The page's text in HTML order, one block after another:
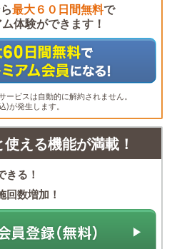
最大６０日間無料で
体験ができます！
ビスは自動的に解約されません。
が発生します。
える機能が満載！
きる！
回数増加！